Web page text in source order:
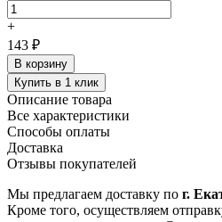
+
143 ₽
В корзину
Купить в 1 клик
Описание товара
Все характеристики
Способы оплаты
Доставка
Отзывы покупателей
Мы предлагаем доставку по г.
Кроме того, осуществляем